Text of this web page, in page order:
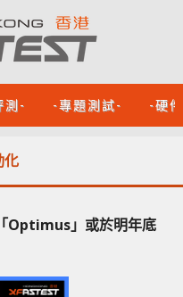
測- -專題測試- -硬
化
Optimus」或於明年底